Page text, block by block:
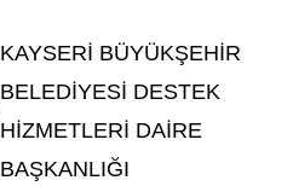
KAYSERİ BÜYÜKŞEHİR
BELEDİYESİ DESTEK
HİZMETLERİ DAİRE
BAŞKANLIĞI